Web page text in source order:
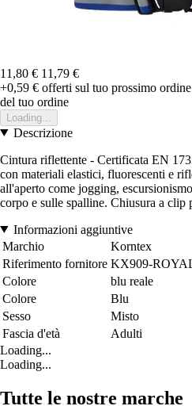
11,80 € 11,79 €
+0,59 € offerti sul tuo prossimo ordine
del tuo ordine
Loading...
Descrizione
Cintura riflettente - Certificata EN
con materiali elastici, fluorescenti e
all'aperto come jogging,
corpo e sulle spalline. Chiusura a clip
Informazioni aggiuntive
Marchio
Korntex
Riferimento fornitore KX909-
Colore
blu reale
Colore
Blu
Sesso
Misto
Fascia d'età
Adulti
Loading...
Loading...
Tutte le nostre marche